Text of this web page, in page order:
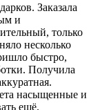
Заказала
и
только
несколько
быстро,
Получила
насыщенные и
ещё.